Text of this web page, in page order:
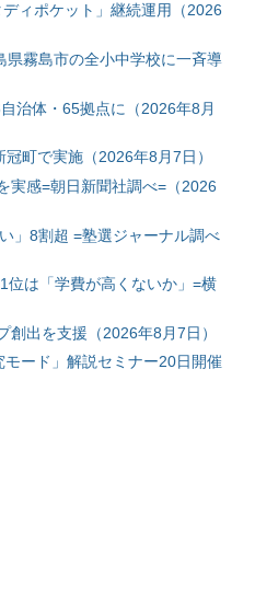
ィポケット」継続運用（2026
霧島市の全小中学校に一斉導
治体・65拠点に（2026年8月
町で実施（2026年8月7日）
実感=朝日新聞社調べ=（2026
」8割超 =塾選ジャーナル調べ
位は「学費が高くないか」=横
出を支援（2026年8月7日）
ード」解説セミナー20日開催